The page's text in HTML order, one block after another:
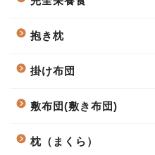
抱き枕
掛け布団
敷布団(敷き布団)
枕（まくら）